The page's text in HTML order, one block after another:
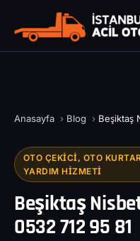
Anasayfa › Blog › Beşiktaş
OTO ÇEKICI, OTO
YARDIM HIZMETI
Beşiktaş
0532 712 95 81